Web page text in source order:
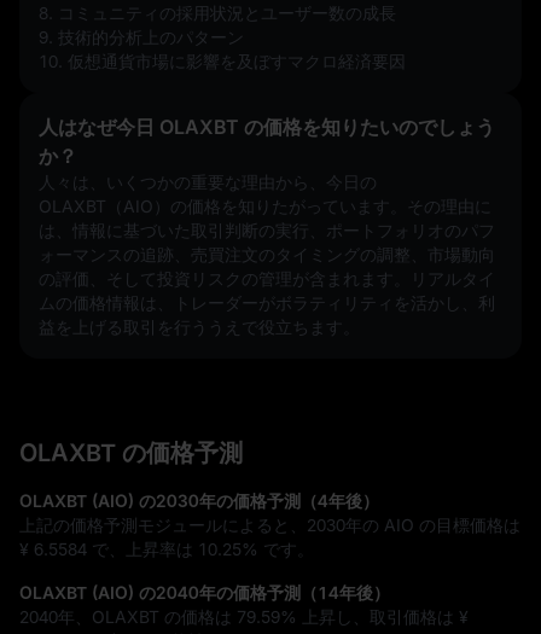
8. コミュニティの採用状況とユーザー数の成長
9. 技術的分析上のパターン
10. 仮想通貨市場に影響を及ぼすマクロ経済要因
人はなぜ今日 OLAXBT の価格を知りたいのでしょう
か？
人々は、いくつかの重要な理由から、今日の
OLAXBT（AIO）の価格を知りたがっています。その理由に
は、情報に基づいた取引判断の実行、ポートフォリオのパフ
ォーマンスの追跡、売買注文のタイミングの調整、市場動向
の評価、そして投資リスクの管理が含まれます。リアルタイ
ムの価格情報は、トレーダーがボラティリティを活かし、利
益を上げる取引を行ううえで役立ちます。
OLAXBT の価格予測
OLAXBT (AIO) の2030年の価格予測（4年後）
上記の価格予測モジュールによると、2030年の AIO の目標価格は
¥ 6.5584 で、上昇率は 10.25% です。
OLAXBT (AIO) の2040年の価格予測（14年後）
2040年、OLAXBT の価格は 79.59% 上昇し、取引価格は ¥